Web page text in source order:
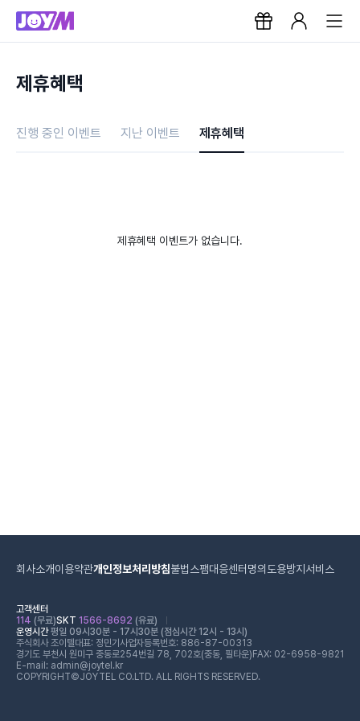
제휴혜택
진행 중인 이벤트 지난 이벤트 제휴혜택
제휴혜택 이벤트가 없습니다.
회사소개이용약관개인정보처리방침불법스팸대응센터 명의도용방지서비스
고객센터
114 (무료)SKT 1566-8692 (유료)
운영시간평일 09시30분 - 17시30분 (점심시간 12시 - 13시)
주식회사 조이텔대표: 정민기 사업자등록번호: 886-87-00313
경기도 부천시 원미구 중동로254번길 78, 702호(중동, 필타운) FAX: 02-6958-9821
E-mail: admin@joytel.kr
COPYRIGHT©JOYTEL CO.LTD. ALL RIGHTS RESERVED.